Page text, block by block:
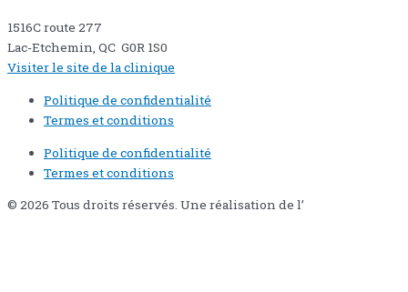
1516C route 277
Lac-Etchemin, QC G0R 1S0
Visiter le site de la clinique
Politique de confidentialité
Termes et conditions
Politique de confidentialité
Termes et conditions
© 2026 Tous droits réservés. Une réalisation de l’